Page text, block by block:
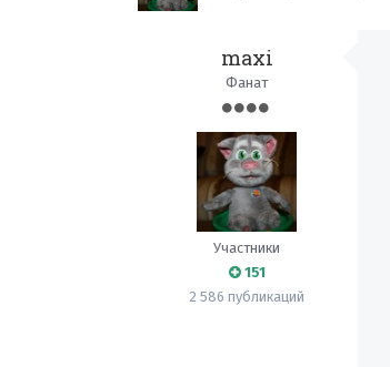
maxi
Фанат
Участники
151
2 586 публикаций